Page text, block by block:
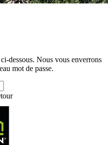
dessous. Nous vous enverrons
mot de passe.